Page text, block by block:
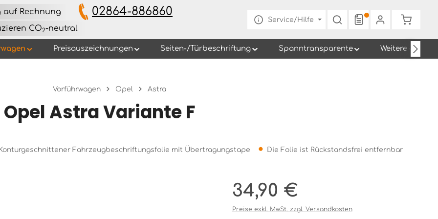
auf Rechnung 02864-886860
CO2-neutral
Service/Hilfe
Preisauszeichnungen Seiten-/Türbeschriftung Spanntransparente Weitere
Vorführwagen Opel Astra
Opel Astra Variante F
Fahrzeugbeschriftungsfolie mit Übertragungstape Die Folie ist Rückstandsfrei entfernbar
Regulärer Preis:
34,90 €
Preise exkl. MwSt. zzgl. Versandkosten